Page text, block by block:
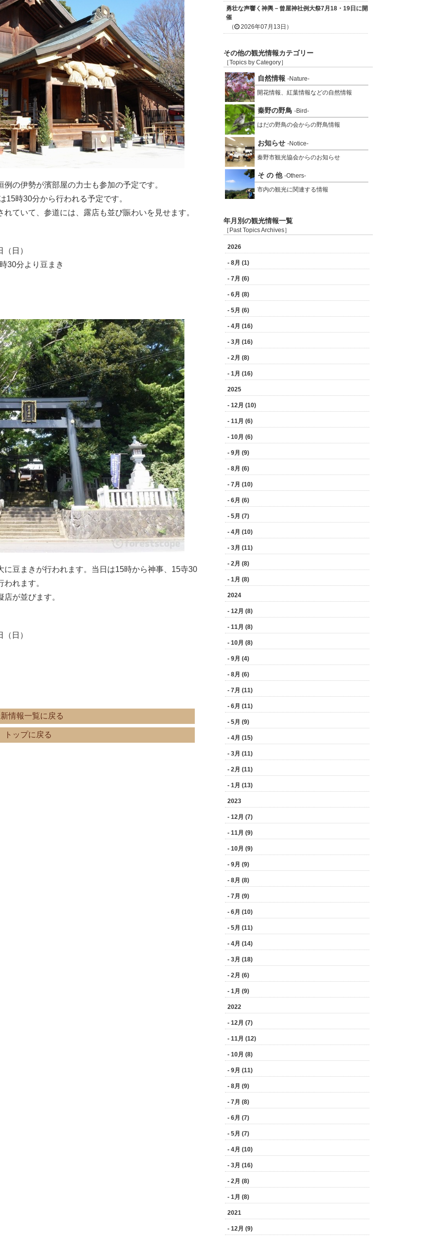
の伊勢が濱部屋の力士も参加の予定です。
15時30分から行われる予定です。
ていて、参道には、露店も並び賑わいを見せます。
日）
分より豆まき
に豆まきが行われます。当日は15時から神事、15寺30
れます。
が並びます。
日）
情報一覧に戻る
トップに戻る
勇壮な声響く神輿－曾屋神社例大祭7月18・19日に開
催
（
2026年07月13日）
その他の観光情報カテゴリー
［Topics by Category］
自然情報-Nature-
開花情報、紅葉情報などの自然情報
秦野の野鳥-Bird-
はだの野鳥の会からの野鳥情報
お知らせ-Notice-
秦野市観光協会からのお知らせ
そ の 他-Others-
市内の観光に関連する情報
年月別の観光情報一覧
［Past Topics Archives］
2026
- 8月 (1)
- 7月 (6)
- 6月 (8)
- 5月 (6)
- 4月 (16)
- 3月 (16)
- 2月 (8)
- 1月 (16)
2025
- 12月 (10)
- 11月 (6)
- 10月 (6)
- 9月 (9)
- 8月 (6)
- 7月 (10)
- 6月 (6)
- 5月 (7)
- 4月 (10)
- 3月 (11)
- 2月 (8)
- 1月 (8)
2024
- 12月 (8)
- 11月 (8)
- 10月 (8)
- 9月 (4)
- 8月 (6)
- 7月 (11)
- 6月 (11)
- 5月 (9)
- 4月 (15)
- 3月 (11)
- 2月 (11)
- 1月 (13)
2023
- 12月 (7)
- 11月 (9)
- 10月 (9)
- 9月 (9)
- 8月 (8)
- 7月 (9)
- 6月 (10)
- 5月 (11)
- 4月 (14)
- 3月 (18)
- 2月 (6)
- 1月 (9)
2022
- 12月 (7)
- 11月 (12)
- 10月 (8)
- 9月 (11)
- 8月 (9)
- 7月 (8)
- 6月 (7)
- 5月 (7)
- 4月 (10)
- 3月 (16)
- 2月 (8)
- 1月 (8)
2021
- 12月 (9)